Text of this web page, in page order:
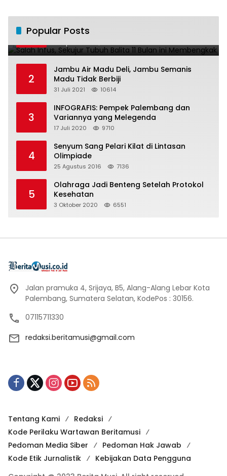
Popular Posts
1
ini Membengkak
2
Jambu Air Madu Deli, Jambu Semanis
Madu Tidak Berbiji
31 Juli 2021 10614
3
INFOGRAFIS: Pempek Palembang dan
Variannya yang Melegenda
17 Juli 2020 9710
4
Senyum Sang Pelari Kilat di Lintasan
Olimpiade
25 Agustus 2016 7136
5
Olahraga Jadi Benteng Setelah Protokol
Kesehatan
3 Oktober 2020 6551
Jalan pramuka 4, Srijaya, B5, Alang-Alang Lebar Kota
Palembang, Sumatera Selatan, KodePos : 30156.
07115711330
redaksi.beritamusi@gmail.com
Tentang Kami
Redaksi
Kode Perilaku Wartawan Beritamusi
Pedoman Media Siber
Pedoman Hak Jawab
Kode Etik Jurnalistik
Kebijakan Data Pengguna